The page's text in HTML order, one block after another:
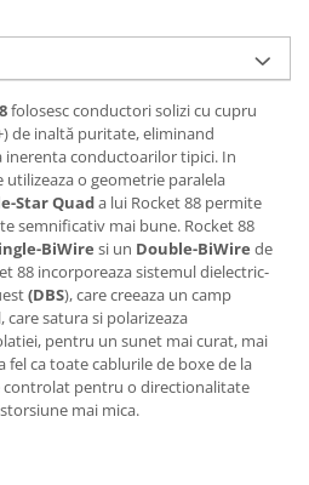
folosesc conductori solizi cu cupru
de inaltă puritate, eliminand
conductoarilor tipici. In
o geometrie paralela
Star Quada lui Rocket 88 permite
semnificativ mai bune. Rocket 88
BiWire si un Double-BiWire de
88 incorporeaza sistemul dielectric-
(DBS), care creeaza un camp
satura si polarizeaza
pentru un sunet mai curat, mai
fel ca toate cablurile de boxe de la
controlat pentru o directionalitate
mai mica.